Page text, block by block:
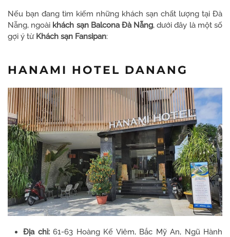
Nếu bạn đang tìm kiếm những khách sạn chất lượng tại Đà
Nẵng, ngoài khách sạn Balcona Đà Nẵng, dưới đây là một số
gợi ý từ Khách sạn Fansipan:
HANAMI HOTEL DANANG
Địa chỉ:61-63 Hoàng Kế Viêm, Bắc Mỹ An, Ngũ Hành